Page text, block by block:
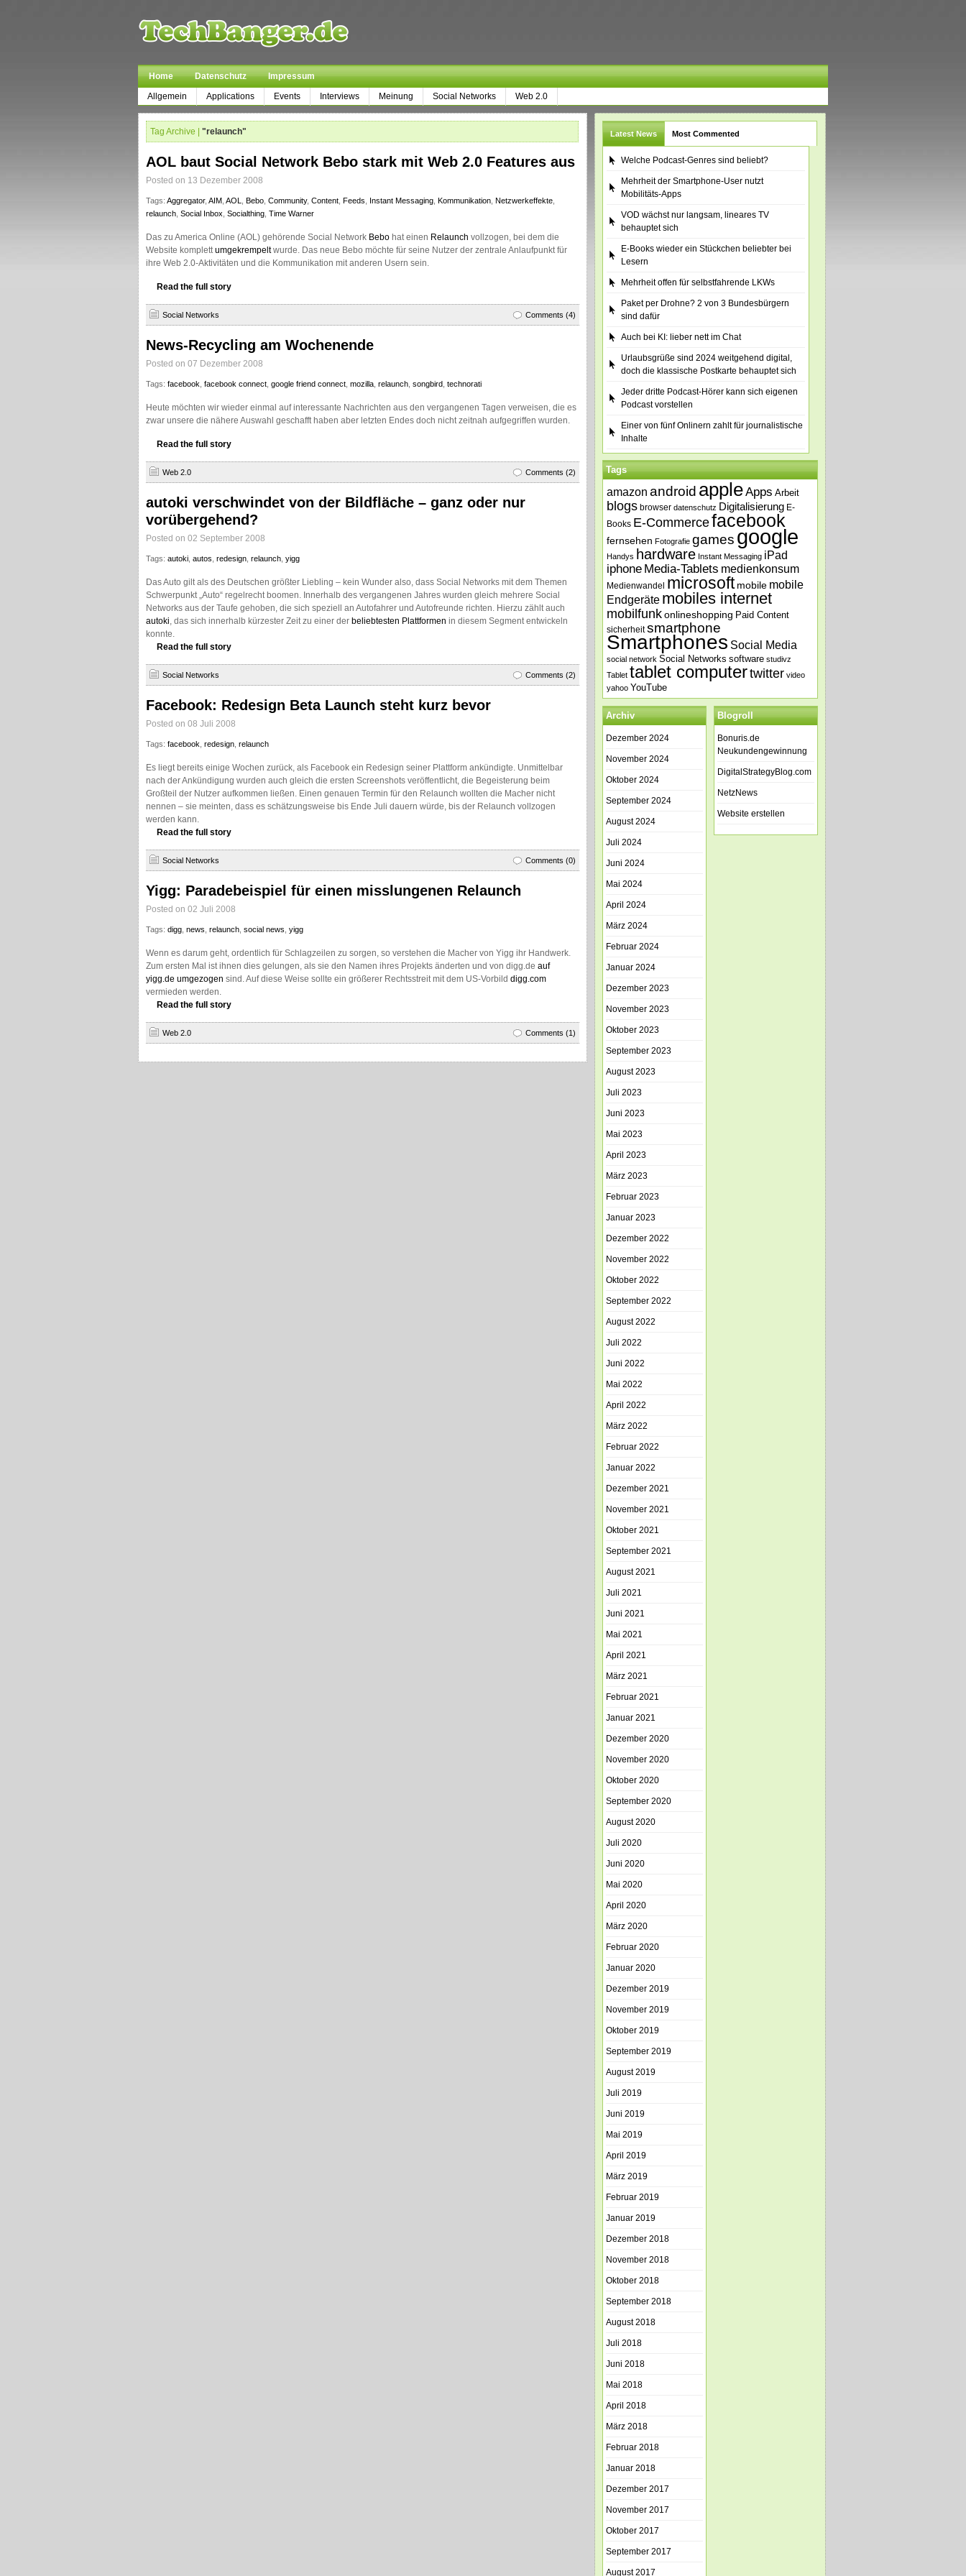
Home Datenschutz
Impressum
Allgemein
Applications Events Interviews Meinung Social Networks Web 2.0
Tag Archive | "relaunch"
AOL baut Social Network Bebo stark mit Web 2.0 Features aus
Posted on 13 Dezember 2008
Tags: Aggregator, AIM AOL Bebo Community, Content Feeds Instant Messaging Kommunikation Netzwerkeffekte
relaunch Social Inbox Socialthing Time Warner
Das zu America Online (AOL) gehörende Social Network Bebo hat einen Relaunch vollzogen, bei dem die
Website komplettumgekrempeltwurde. Das neue Bebo möchte für seine Nutzer der zentrale Anlaufpunkt für
ihre Web 2.0-Aktivitäten und die Kommunikation mit anderen Usern sein.
Read the full story
Social Networks Comments (4)
News-Recycling am Wochenende
Posted on 07 Dezember 2008
Tags: facebook facebook connect google friend connect mozilla relaunch songbird technorati
Heute möchten wir wieder einmal auf interessante Nachrichten aus den vergangenen Tagen verweisen, die es
zwar unsere die nähere Auswahl geschafft haben aber letzten Endes doch nicht zeitnah aufgegriffen wurden.
Read the full story
Web 2.0 Comments (2)
autoki verschwindet von der Bildfläche – ganz oder nur
vorübergehend?
Posted on 02 September 2008
Tags: autoki autos redesign relaunch yigg
Das Auto gilt als des Deutschen größter Liebling – kein Wunder also, dass Social Networks mit dem Themen
Schwerpunkt „Auto“ regelrecht boomen. Innerhalb des vergangenen Jahres wurden gleich mehrere Social
Networks aus der Taufe gehoben, die sich speziell an Autofahrer und Autofreunde richten. Hierzu zählt auch
autoki, das sich innerhalb kürzester Zeit zu einer der beliebtesten Plattformen in diesem Segment entwickeln
konnte.
Read the full story
Social Networks Comments (2)
Facebook: Redesign Beta Launch steht kurz bevor
Posted on 08 Juli 2008
Tags: facebook redesign relaunch
Es liegt bereits einige Wochen zurück, als Facebook ein Redesign seiner Plattform ankündigte. Unmittelbar
nach der Ankündigung wurden auch gleich die ersten Screenshots veröffentlicht, die Begeisterung beim
Großteil der Nutzer aufkommen ließen. Einen genauen Termin für den Relaunch wollten die Macher nicht
nennen – sie meinten, dass es schätzungsweise bis Ende Juli dauern würde, bis der Relaunch vollzogen
werden kann.
Read the full story
Social Networks Comments (0)
Yigg: Paradebeispiel für einen misslungenen Relaunch
Posted on 02 Juli 2008
Tags: digg news relaunch social news yigg
Wenn es darum geht, ordentlich für Schlagzeilen zu sorgen, so verstehen die Macher von Yigg ihr Handwerk.
Zum ersten Mal ist ihnen dies gelungen, als sie den Namen ihres Projekts änderten und von digg.de auf
yigg.de umgezogen sind. Auf diese Weise sollte ein größerer Rechtsstreit mit dem US-Vorbild digg.com
vermieden werden.
Read the full story
Web 2.0 Comments (1)
Latest News Most Commented
Welche Podcast-Genres sind beliebt?
Mehrheit der Smartphone-User nutzt
Mobilitäts-Apps
VOD wächst nur langsam, lineares TV
behauptet sich
E-Books wieder ein Stückchen beliebter bei
Lesern
Mehrheit offen für selbstfahrende LKWs
Paket per Drohne? 2 von 3 Bundesbürgern
sind dafür
Auch bei KI: lieber nett im Chat
Urlaubsgrüße sind 2024 weitgehend digital,
doch die klassische Postkarte behauptet sich
Jeder dritte Podcast-Hörer kann sich eigenen
Podcast vorstellen
Einer von fünf Onlinern zahlt für journalistische
Inhalte
Tags
amazon android appleApps Arbeit
blogs browser datenschutz Digitalisierung E-
Books E-Commercefacebook
fernsehen Fotografie games google
Handys hardware Instant Messaging iPad
iphone Media-Tablets medienkonsum
Medienwandel microsoft mobile mobile
Endgeräte mobiles internet
mobilfunkonlineshopping Paid Content
sicherheit smartphone
Smartphones Social Media
social network Social Networks software studivz
Tablet tablet computertwitter video
yahoo YouTube
Archiv
Dezember 2024
November 2024
Oktober 2024
September 2024
August 2024
Juli 2024
Juni 2024
Mai 2024
April 2024
März 2024
Februar 2024
Januar 2024
Dezember 2023
November 2023
Oktober 2023
September 2023
August 2023
Juli 2023
Juni 2023
Mai 2023
April 2023
März 2023
Februar 2023
Januar 2023
Dezember 2022
November 2022
Oktober 2022
September 2022
August 2022
Juli 2022
Juni 2022
Mai 2022
April 2022
März 2022
Februar 2022
Januar 2022
Dezember 2021
November 2021
Oktober 2021
September 2021
August 2021
Juli 2021
Juni 2021
Mai 2021
April 2021
März 2021
Februar 2021
Januar 2021
Dezember 2020
November 2020
Oktober 2020
September 2020
August 2020
Juli 2020
Juni 2020
Mai 2020
April 2020
März 2020
Februar 2020
Januar 2020
Dezember 2019
November 2019
Oktober 2019
September 2019
August 2019
Juli 2019
Juni 2019
Mai 2019
April 2019
März 2019
Februar 2019
Januar 2019
Dezember 2018
November 2018
Oktober 2018
September 2018
August 2018
Juli 2018
Juni 2018
Mai 2018
April 2018
März 2018
Februar 2018
Januar 2018
Dezember 2017
November 2017
Oktober 2017
September 2017
August 2017
Blogroll
Bonuris.de
Neukundengewinnung
DigitalStrategyBlog.com
NetzNews
Website erstellen